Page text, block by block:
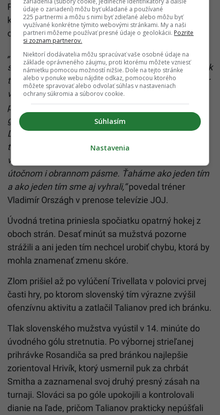
Po dvoch stretnutiach má slovenské mužstvo na
konte plný počet šesť bodov. Tretí zápas na turnaji
odohrajú Slováci v utorok o 20.20 h proti Slovincom.
„Chalani dnes hrali naozaj veľmi dobre. Trošku sme
sa narobili na gól. Mohlo byť rozhodnuté skôr, ale to k
tomu patrí. Zvládli sme to, máme tri body. Ten súper
vôbec nebol ľahký, takže sme za to radi. Počas
prvých dvoch tretín sme mali tlak, ale stále to bolo o
gól. Druhý gól nám dal viac pokoja na hokejky.
Dôležité bolo, že sme dali tretí gól hneď na začiatku
tretej tretiny. Boli tam aj nejaké okienka, ale tie sme
vyriešili. Dnes sme veľmi dobre manažovali puk, v
útočnom i obrannom pásme. Ťaháme ako jeden tím
a ako jeden tím sme aj vyhrali,“povedal tréner
Vladimír Országh v prenose televízie JOJ.
Úvodná tretina priniesla spočiatku opatrný hokej z
oboch strán. Desať minút sa mužstvá pozorne
strážili a ani jeden tím nechcel urobiť chybu, ktorá by
mohla znamenať zmenu skóre.
Zlom prišiel až po vylúčení Trivellata v polovici prvej
časti hry, po ktorom slovenský tím výrazne zvýšil
ofenzívnu aktivitu a zatlačil Talianov pred ich bránku.
Tlak slovenského mužstva vyústil v 14. minúte do
úvodného gólu stretnutia. Po výbornej strieľanej
prihrávke Rosandiča sa pred bránkou najlepšie
zorientoval Hrivík, ktorý usmernil puk za chrbát
Smitha a zaznamenal svoj druhý presný zásah na
turnaji. Slováci sa po góle upokojili a kontrolovali
dianie na ľade, pričom Talianov prakticky nepúšťali
údaje o zariadení) môžu byť ukladané a používané
225 partnermi a môžu s nimi byť zdieľané alebo môžu byť
využívané konkrétne týmito webovými stránkami. My a naši
partneri môžeme používať presné údaje o geolokácii. Pozrite
si zoznam partnerov.
Niektorí dodávatelia môžu spracúvať vaše osobné údaje na
základe oprávneného záujmu, proti ktorému môžete vzniesť
námietku pomocou možností nižšie. Dole na tejto stránke
alebo v ponuke webu nájdite odkaz, pomocou ktorého
môžete spravovať alebo odvolať súhlas v nastaveniach
ochrany súkromia a súborov cookie.
Súhlasím
Nastavenia